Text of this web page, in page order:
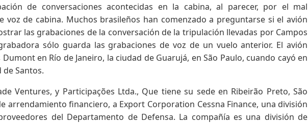
de conversaciones acontecidas en la cabina, al parecer, por el mal
de cabina. Muchos brasileños han comenzado a preguntarse si el avión
las grabaciones de la conversación de la tripulación llevadas por Campos
sólo guarda las grabaciones de voz de un vuelo anterior. El avión
en Río de Janeiro, la ciudad de Guarujá, en São Paulo, cuando cayó en
Santos.
Ventures, y Participações Ltda., Que tiene su sede en Ribeirão Preto, São
arrendamiento financiero, a Export Corporation Cessna Finance, una división
del Departamento de Defensa. La compañía es una división de